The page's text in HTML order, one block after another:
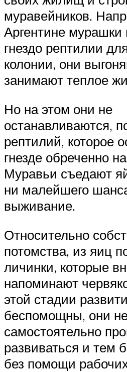
муравейников.
Аргентине мурашки
гнездо рептилии
колонии, они
занимают теплое
Но на этом они не
останавливаются,
рептилий, которое
гнезде обреченно
Муравьи съедают
ни малейшего
выживание.
Относительно
потомства, из яиц
личинки, которые
напоминают
этой стадии
беспомощны, они
самостоятельно
развиваться и тем
без помощи